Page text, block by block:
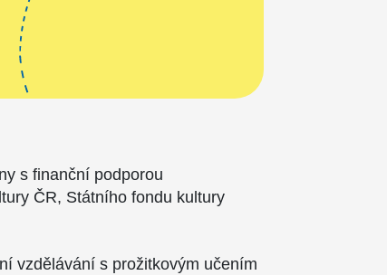
s finanční podporou
ČR, Státního fondu kultury
vzdělávání s prožitkovým učením